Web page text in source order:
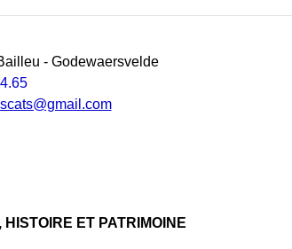
- Godewaersvelde
ET PATRIMOINE